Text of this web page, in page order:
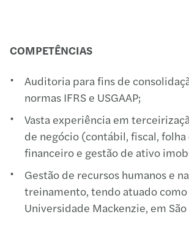
COMPETÊNCIAS
Auditoria para fins de
normas IFRS e USGAAP;
Vasta experiência em
de negócio (contábil, fiscal,
financeiro e gestão de ativo
Gestão de recursos humanos e
treinamento, tendo atuado
Universidade Mackenzie, em São